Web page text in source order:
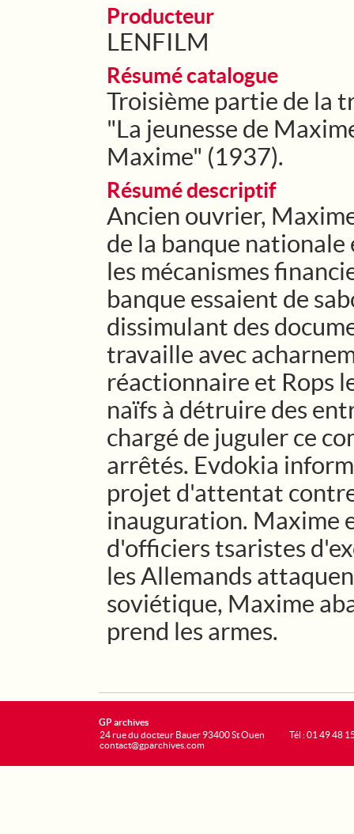
Producteur
LENFILM
Résumé catalogue
Troisième partie de la
"La jeunesse de
Maxime" (1937).
Résumé descriptif
Ancien ouvrier,
de la banque
les mécanismes
banque essaient de
dissimulant des
travaille avec
réactionnaire et Rops
naïfs à détruire des
chargé de juguler ce
arrêtés. Evdokia
projet d'attentat
inauguration. Maxime
d'officiers tsaristes
les Allemands
soviétique, Maxime
prend les armes.
GP archives
24 rue du docteur Bauer 93400 St Ouen
contact@gparchives.com
Tél : 01 49 48